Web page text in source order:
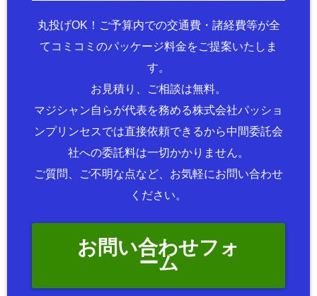
丸投げOK！ご予算内での交通費・諸経費等が全
てコミコミのパッケージ料金をご提案いたしま
す。
お見積り、ご相談は無料。
マジシャン自らが代表を務める株式会社パッショ
ンプリンセスでは直接依頼できるから中間委託会
社への委託料は一切かかりません。
ご質問、ご不明な点など、お気軽にお問い合わせ
ください。
お問い合わせフォ
ーム